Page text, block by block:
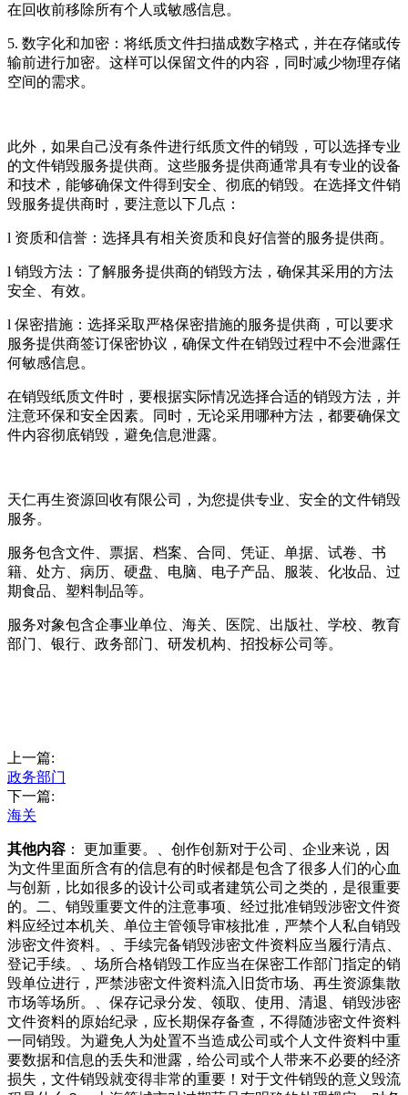
在回收前移除所有个人或敏感信息。
5. 数字化和加密：将纸质文件扫描成数字格式，并在存储或传
输前进行加密。这样可以保留文件的内容，同时减少物理存储
空间的需求。
此外，如果自己没有条件进行纸质文件的销毁，可以选择专业
的文件销毁服务提供商。这些服务提供商通常具有专业的设备
和技术，能够确保文件得到安全、彻底的销毁。在选择文件销
毁服务提供商时，要注意以下几点：
l 资质和信誉：选择具有相关资质和良好信誉的服务提供商。
l 销毁方法：了解服务提供商的销毁方法，确保其采用的方法
安全、有效。
l 保密措施：选择采取严格保密措施的服务提供商，可以要求
服务提供商签订保密协议，确保文件在销毁过程中不会泄露任
何敏感信息。
在销毁纸质文件时，要根据实际情况选择合适的销毁方法，并
注意环保和安全因素。同时，无论采用哪种方法，都要确保文
件内容彻底销毁，避免信息泄露。
天仁再生资源回收有限公司，为您提供专业、安全的文件销毁
服务。
服务包含文件、票据、档案、合同、凭证、单据、试卷、书
籍、处方、病历、硬盘、电脑、电子产品、服装、化妆品、过
期食品、塑料制品等。
服务对象包含企事业单位、海关、医院、出版社、学校、教育
部门、银行、政务部门、研发机构、招投标公司等。
上一篇:
政务部门
下一篇:
海关
其他内容 ： 更加重要。、创作创新对于公司、企业来说，因
为文件里面所含有的信息有的时候都是包含了很多人们的心血
与创新，比如很多的设计公司或者建筑公司之类的，是很重要
的。二、销毁重要文件的注意事项、经过批准销毁涉密文件资
料应经过本机关、单位主管领导审核批准，严禁个人私自销毁
涉密文件资料。、手续完备销毁涉密文件资料应当履行清点、
登记手续。、场所合格销毁工作应当在保密工作部门指定的销
毁单位进行，严禁涉密文件资料流入旧货市场、再生资源集散
市场等场所。、保存记录分发、领取、使用、清退、销毁涉密
文件资料的原始纪录，应长期保存备查，不得随涉密文件资料
一同销毁。为避免人为处置不当造成公司或个人文件资料中重
要数据和信息的丢失和泄露，给公司或个人带来不必要的经济
损失，文件销毁就变得非常的重要！对于文件销毁的意义毁流